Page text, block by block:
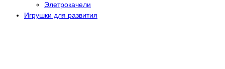
Элетрокачели
Игрушки для развития